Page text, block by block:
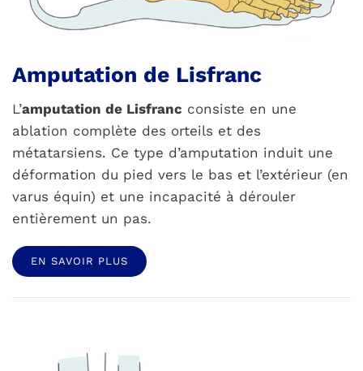
Amputation de Lisfranc
L’amputation de Lisfranc consiste en une
ablation complète des orteils et des
métatarsiens. Ce type d’amputation induit une
déformation du pied vers le bas et l’extérieur (en
varus équin) et une incapacité à dérouler
entièrement un pas.
EN SAVOIR PLUS